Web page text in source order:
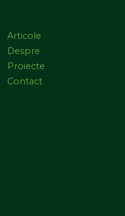
Articole
Despre
Proiecte
Contact